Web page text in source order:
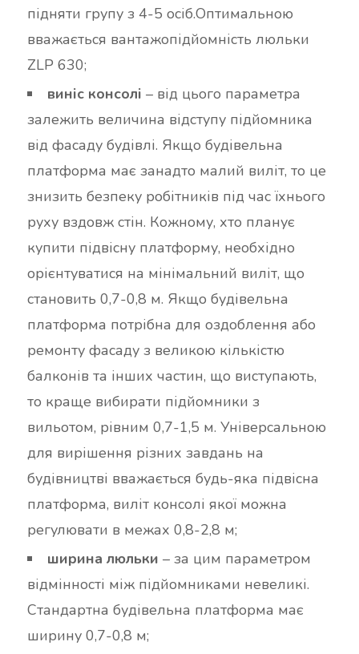
підняти групу з 4-5 осіб.Оптимальною
вважається вантажопідйомність люльки
ZLP 630;
виніс консолі – від цього параметра
залежить величина відступу підйомника
від фасаду будівлі. Якщо будівельна
платформа має занадто малий виліт, то це
знизить безпеку робітників під час їхнього
руху вздовж стін. Кожному, хто планує
купити підвісну платформу, необхідно
орієнтуватися на мінімальний виліт, що
становить 0,7-0,8 м. Якщо будівельна
платформа потрібна для оздоблення або
ремонту фасаду з великою кількістю
балконів та інших частин, що виступають,
то краще вибирати підйомники з
вильотом, рівним 0,7-1,5 м. Універсальною
для вирішення різних завдань на
будівництві вважається будь-яка підвісна
платформа, виліт консолі якої можна
регулювати в межах 0,8-2,8 м;
ширина люльки – за цим параметром
відмінності між підйомниками невеликі.
Стандартна будівельна платформа має
ширину 0,7-0,8 м;